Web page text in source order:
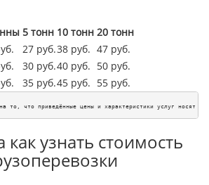
5 тонн 10 тонн 20 тонн
27 руб.38 руб. 47 руб.
30 руб.40 руб. 50 руб.
35 руб.45 руб. 55 руб.
то, что приведённые цены и характеристики услуг носят
как узнать стоимость